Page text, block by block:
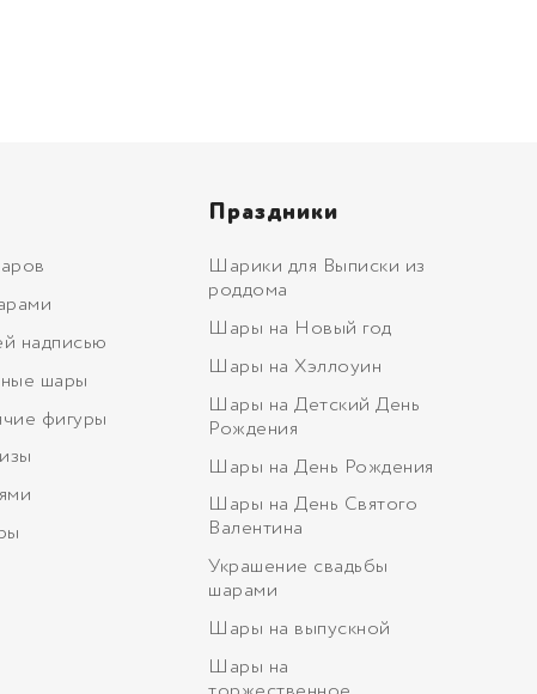
надписью
шары
фигуры
Праздники
Шарики для Выписки из
роддома
Шары на Новый год
Шары на Хэллоуин
Шары на Детский День
Рождения
Шары на День Рождения
Шары на День Святого
Валентина
Украшение свадьбы
шарами
Шары на выпускной
Шары на